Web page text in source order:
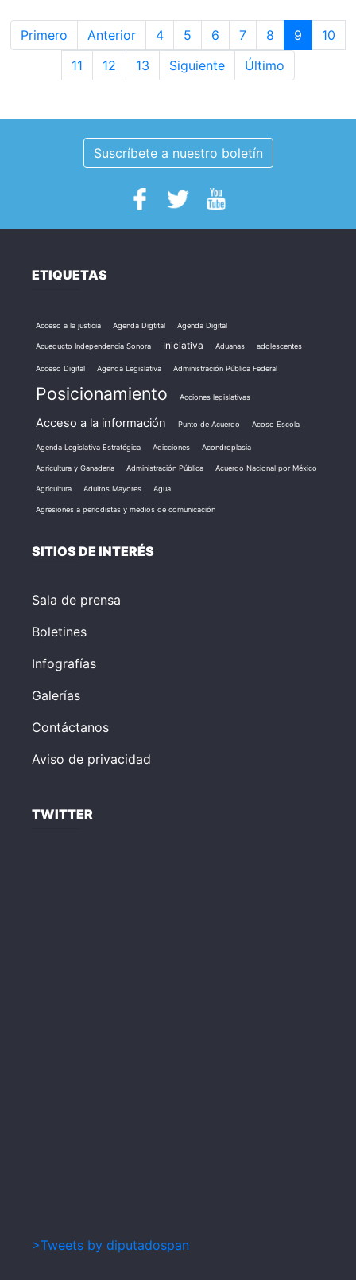
Primero Anterior 4 5 6 7 8 9
10
11
12 13 Siguiente Último
Suscríbete a nuestro boletín
ETIQUETAS
Acceso a la justicia Agenda Digtital Agenda Digital
Acueducto Independencia Sonora Iniciativa Aduanas adolescentes
Acceso Digital Agenda Legislativa Administración Pública Federal
Posicionamiento Acciones legislativas
Acceso a la información Punto de Acuerdo Acoso Escola
Agenda Legislativa Estratégica Adicciones Acondroplasia
Agricultura y Ganadería Administración Pública Acuerdo Nacional por México
Agricultura Adultos Mayores Agua
Agresiones a periodistas y medios de comunicación
SITIOS DE INTERÉS
Sala de prensa
Boletines
Infografías
Galerías
Contáctanos
Aviso de privacidad
TWITTER
>Tweets by diputadospan